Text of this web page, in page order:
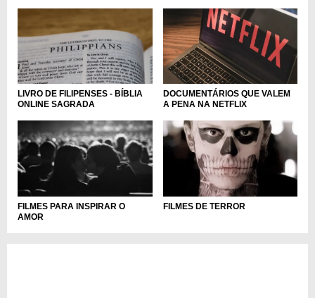
LIVRO DE FILIPENSES - BÍBLIA
ONLINE SAGRADA
DOCUMENTÁRIOS QUE VALEM
A PENA NA NETFLIX
FILMES PARA INSPIRAR O
AMOR
FILMES DE TERROR